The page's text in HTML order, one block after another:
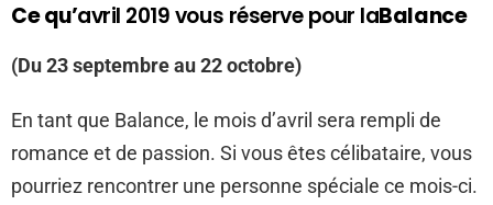
Ce qu’avril 2019 vous réserve pour laBalance
(Du 23 septembre au 22 octobre)
En tant que Balance, le mois d’avril sera rempli de
romance et de passion. Si vous êtes célibataire, vous
pourriez rencontrer une personne spéciale ce mois-ci.